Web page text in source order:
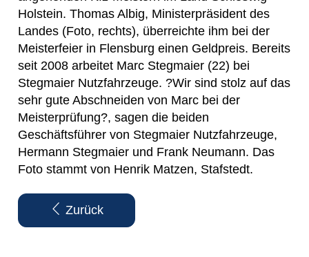
Holstein. Thomas Albig, Ministerpräsident des
Landes (Foto, rechts), überreichte ihm bei der
Meisterfeier in Flensburg einen Geldpreis. Bereits
seit 2008 arbeitet Marc Stegmaier (22) bei
Stegmaier Nutzfahrzeuge. ?Wir sind stolz auf das
sehr gute Abschneiden von Marc bei der
Meisterprüfung?, sagen die beiden
Geschäftsführer von Stegmaier Nutzfahrzeuge,
Hermann Stegmaier und Frank Neumann. Das
Foto stammt von Henrik Matzen, Stafstedt.
Zurück